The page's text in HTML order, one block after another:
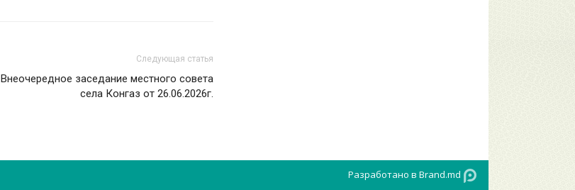
Следующая статья
Внеочередное заседание местного совета
села Конгаз от 26.06.2026г.
Разработано в Brand.md